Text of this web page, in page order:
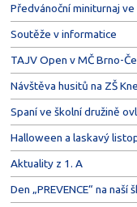
Předvánoční miniturnaj
Soutěže v informatice
TAJV Open v MČ Brno-
Návštěva husitů na ZŠ
Spaní ve školní družině
Halloween a laskavý
Aktuality z 1. A
Den „PREVENCE“ na naší